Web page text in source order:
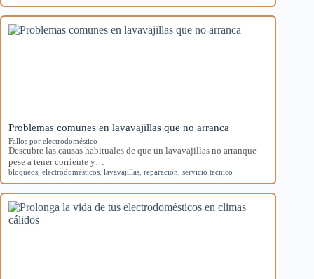
Problemas comunes en lavavajillas que no arranca
Fallos por electrodoméstico
Descubre las causas habituales de que un lavavajillas no arranque
pese a tener corriente y…
bloqueos electrodomésticos lavavajillas reparación servicio técnico